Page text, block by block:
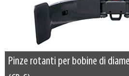
Pinze rotanti per bobine di